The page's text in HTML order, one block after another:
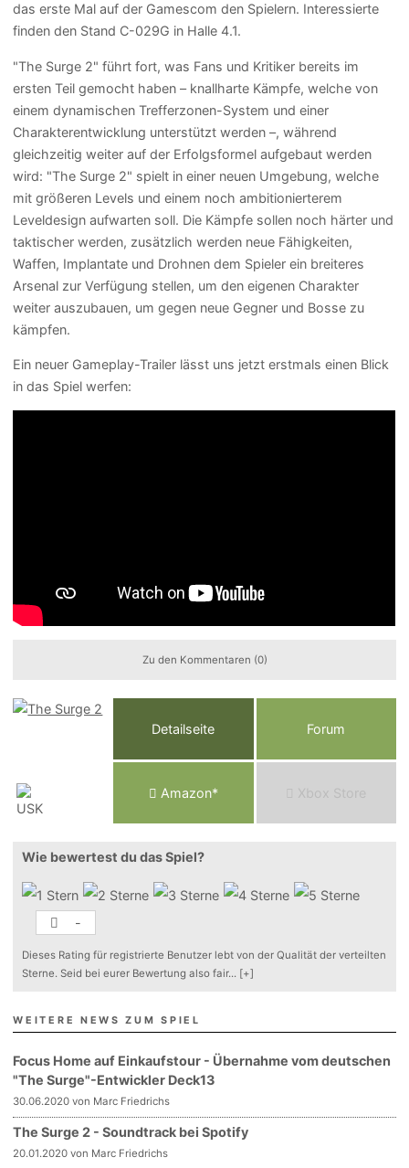
das erste Mal auf der Gamescom den Spielern. Interessierte
finden den Stand C-029G in Halle 4.1.
"The Surge 2" führt fort, was Fans und Kritiker bereits im
ersten Teil gemocht haben – knallharte Kämpfe, welche von
einem dynamischen Trefferzonen-System und einer
Charakterentwicklung unterstützt werden –, während
gleichzeitig weiter auf der Erfolgsformel aufgebaut werden
wird: "The Surge 2" spielt in einer neuen Umgebung, welche
mit größeren Levels und einem noch ambitionierterem
Leveldesign aufwarten soll. Die Kämpfe sollen noch härter und
taktischer werden, zusätzlich werden neue Fähigkeiten,
Waffen, Implantate und Drohnen dem Spieler ein breiteres
Arsenal zur Verfügung stellen, um den eigenen Charakter
weiter auszubauen, um gegen neue Gegner und Bosse zu
kämpfen.
Ein neuer Gameplay-Trailer lässt uns jetzt erstmals einen Blick
in das Spiel werfen:
Zu den Kommentaren (0)
Detailseite Forum
Amazon* Xbox Store
Wie bewertest du das Spiel?
-
Dieses Rating für registrierte Benutzer lebt von der Qualität der verteilten
Sterne. Seid bei eurer Bewertung also fair... [+]
WEITERE NEWS ZUM SPIEL
Focus Home auf Einkaufstour - Übernahme vom deutschen
"The Surge"-Entwickler Deck13
30.06.2020 von Marc Friedrichs
The Surge 2 - Soundtrack bei Spotify
20.01.2020 von Marc Friedrichs